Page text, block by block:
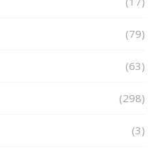
(79)
(63)
(298)
(3)